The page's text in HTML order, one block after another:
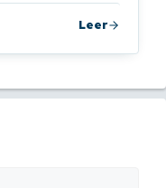
Leer